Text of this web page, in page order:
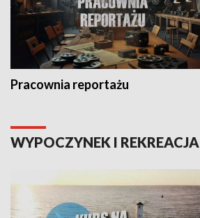
Pracownia reportażu
WYPOCZYNEK I REKREACJA